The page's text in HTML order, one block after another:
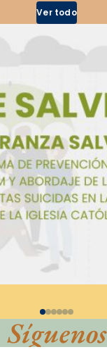
Ver todo
Síguenos